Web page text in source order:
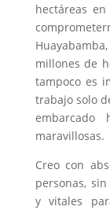
hectáreas
millones de
tampoco es
trabajo solo
embarcado
maravillosas.
Creo con
personas,
y vitales